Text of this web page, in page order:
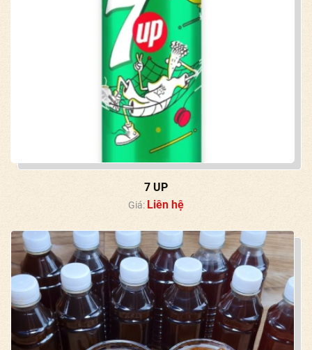
7 UP
Giá: Liên hệ